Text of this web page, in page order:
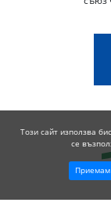
Този сайт използва
се
Приемам